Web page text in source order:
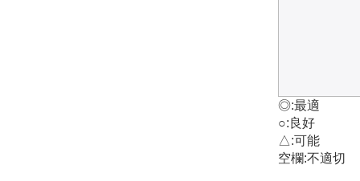
◎:最適
○:良好
△:可能
空欄:不適切